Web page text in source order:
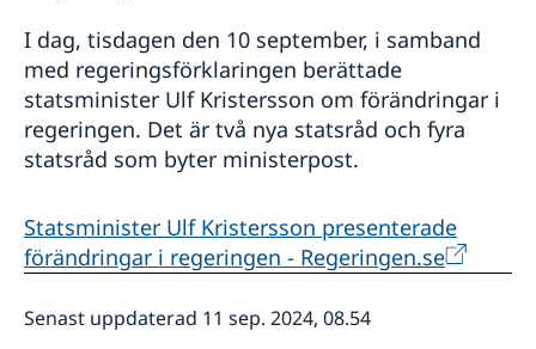
I dag, tisdagen den 10 september, i samband
med regeringsförklaringen berättade
statsminister Ulf Kristersson om förändringar i
regeringen. Det är två nya statsråd och fyra
statsråd som byter ministerpost.
Statsminister Ulf Kristersson presenterade
förändringar i regeringen - Regeringen.se
Senast uppdaterad 11 sep. 2024, 08.54